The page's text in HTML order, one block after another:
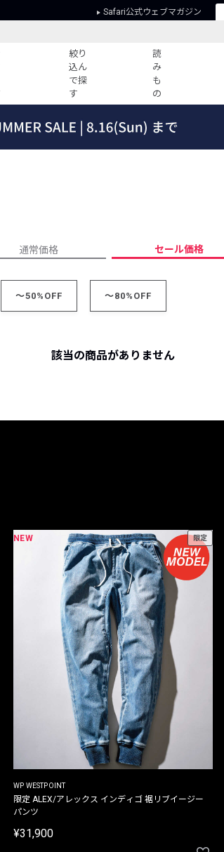
Safari公式ウェブマガジン
絞り
込ん
で探
す
読
み
も
の
事
ランキング
ーコーデ
プライバシーポリシー
通常価格 セール価格
～50%OFF ～80%OFF
該当の商品がありません
NEW 限定
WP WESTPOINT
限定 ALEX/アレックス インディゴ 裾リブイージー
パンツ
¥31,900